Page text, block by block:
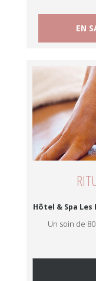
EN
Hôtel & Spa Les
Un soin de